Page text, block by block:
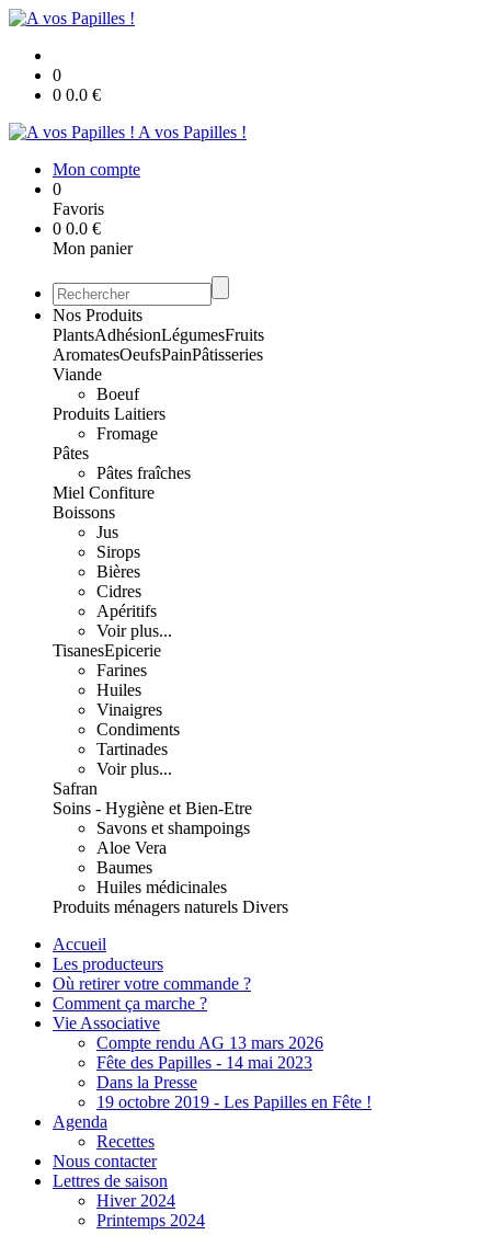
0
0 0.0 €
A vos Papilles !
Mon compte
0
Favoris
0 0.0 €
Mon panier
Nos Produits
PlantsAdhésionLégumesFruits
AromatesOeufsPainPâtisseries
Viande
Boeuf
Produits Laitiers
Fromage
Pâtes
Pâtes fraîches
Miel Confiture
Boissons
Jus
Sirops
Bières
Cidres
Apéritifs
Voir plus...
TisanesEpicerie
Farines
Huiles
Vinaigres
Condiments
Tartinades
Voir plus...
Safran
Soins - Hygiène et Bien-Etre
Savons et shampoings
Aloe Vera
Baumes
Huiles médicinales
Produits ménagers naturels Divers
Accueil
Les producteurs
Où retirer votre commande ?
Comment ça marche ?
Vie Associative
Compte rendu AG 13 mars 2026
Fête des Papilles - 14 mai 2023
Dans la Presse
19 octobre 2019 - Les Papilles en Fête !
Agenda
Recettes
Nous contacter
Lettres de saison
Hiver 2024
Printemps 2024